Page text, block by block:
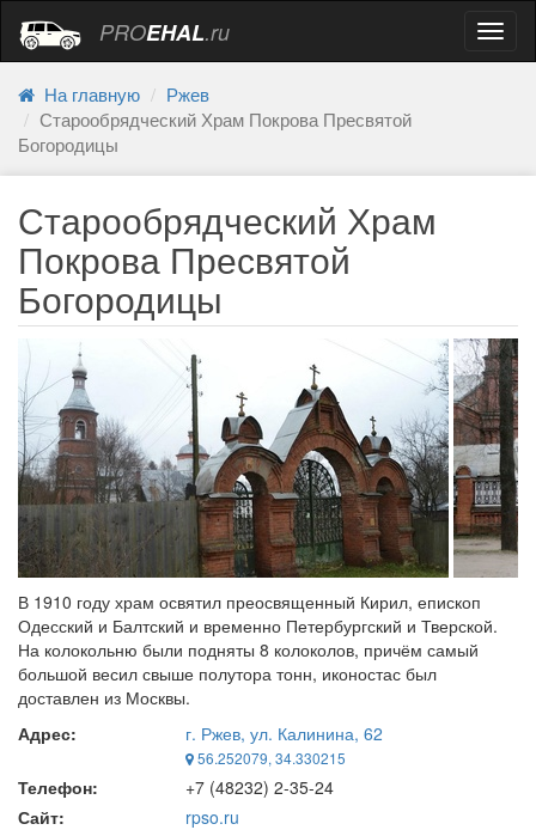
PROEHAL.ru
На главную
Ржев
Старообрядческий Храм Покрова Пресвятой
Богородицы
Старообрядческий Храм
Покрова Пресвятой
Богородицы
В 1910 году храм освятил преосвященный Кирил, епископ
Одесский и Балтский и временно Петербургский и Тверской.
На колокольню были подняты 8 колоколов, причём самый
большой весил свыше полутора тонн, иконостас был
доставлен из Москвы.
Адрес:
г. Ржев, ул. Калинина, 62
56.252079, 34.330215
Телефон:
+7 (48232) 2-35-24
Сайт:
rpso.ru